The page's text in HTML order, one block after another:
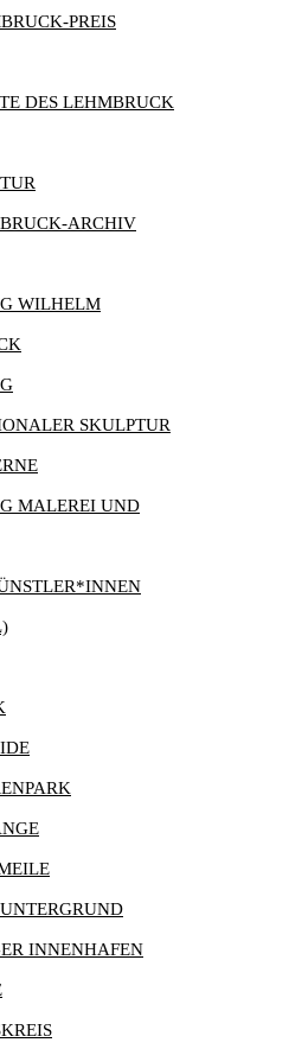
PREIS
DES LEHMBRUCK
ARCHIV
WILHELM
SKULPTUR
MALEREI UND
INNENHAFEN